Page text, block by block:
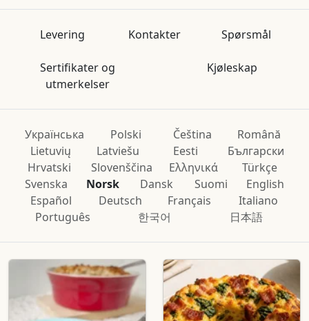
Levering Kontakter Spørsmål
Sertifikater og
utmerkelser
Kjøleskap
Українська Polski Čeština
Română
Lietuvių
Latviešu Eesti
Български
Hrvatski
Slovenščina Ελληνικά
Türkçe
Svenska
Norsk Dansk Suomi
English
Español
Deutsch Français
Italiano
Português
한국어 日本語